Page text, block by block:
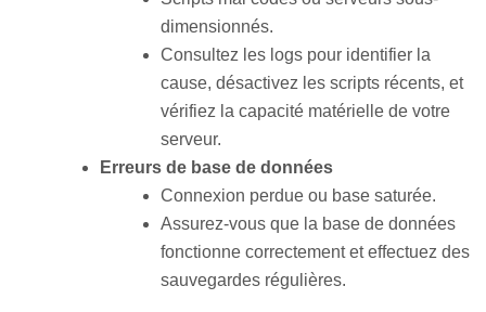
dimensionnés.
Consultez les logs pour identifier la
cause, désactivez les scripts récents, et
vérifiez la capacité matérielle de votre
serveur.
Erreurs de base de données
Connexion perdue ou base saturée.
Assurez-vous que la base de données
fonctionne correctement et effectuez des
sauvegardes régulières.